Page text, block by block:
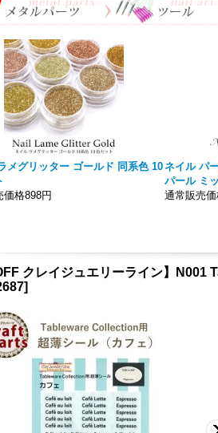
メグリッター ゴールド 同系色 10
価格898円
ネイル パ
パール ミ
通常販売価
クレイジュエリーライン】
]